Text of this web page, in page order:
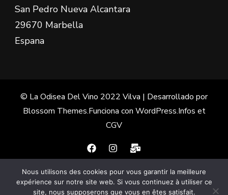
San Pedro Nueva Alcantara
29670 Marbella
Espana
© La Odisea Del Vino 2022 Vilva | Desarrollado por
Blossom Themes.Funciona con WordPress.Infos et
CGV
Français(Francés)
Español
Nous utilisons des cookies pour vous garantir la meilleure
expérience sur notre site web. Si vous continuez à utiliser ce
site, nous supposerons que vous en êtes satisfait.